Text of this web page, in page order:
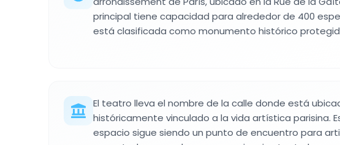
principal tiene capacidad para alrededor de 400
está clasificada como monumento histórico
El teatro lleva el nombre de la calle donde está
históricamente vinculado a la vida artística parisina.
espacio sigue siendo un punto de encuentro para